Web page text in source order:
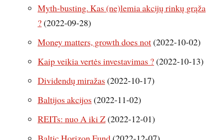
Myth-busting. Kas (ne)lemia akcijų rinkų grąža
?(2022-09-28)
Money matters, growth does not(2022-10-02)
Kaip veikia vertės investavimas ?(2022-10-13)
Dividendų miražas (2022-10-17)
Baltijos akcijos (2022-11-02)
REITs: nuo A iki Z(2022-12-01)